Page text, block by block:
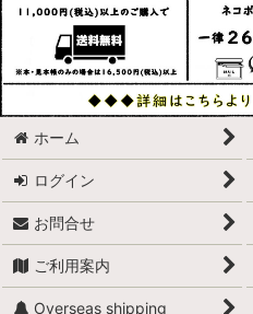
ホーム
ログイン
お問合せ
ご利用案内
Overseas shipping